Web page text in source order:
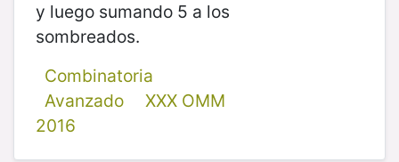
y luego sumando 5 a los
sombreados.
Combinatoria
Avanzado
XXX OMM
2016